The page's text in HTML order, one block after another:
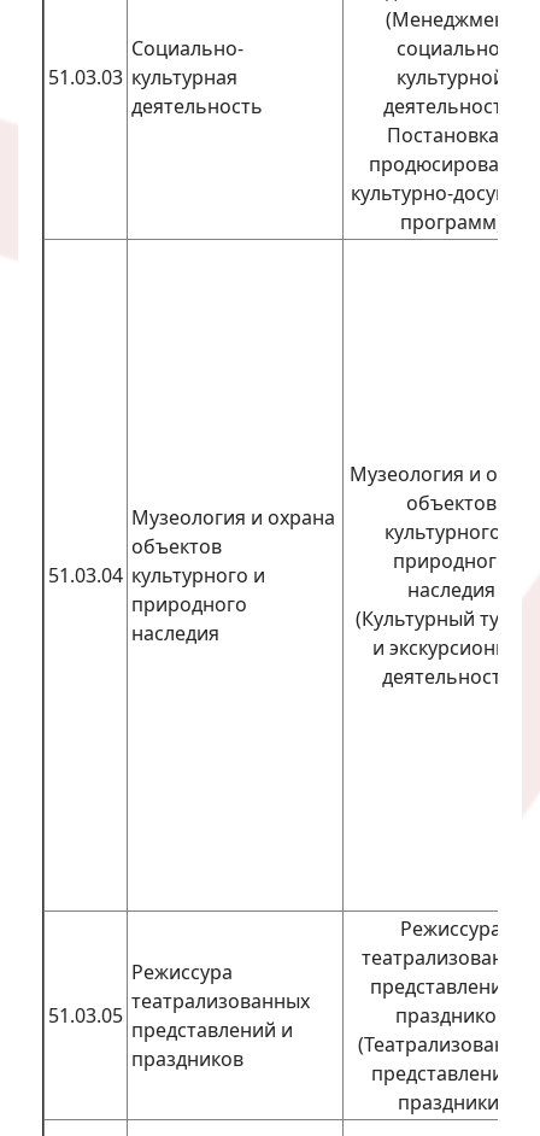
51.03.03
Социально-
культурная
деятельность
(Менеджмент
социально-
культурной
деятельности;
Постановка и
продюсирование
культурно-
программ)
51.03.04
Музеология и охрана
объектов
культурного и
природного
наследия
Музеология и
объектов
культурного и
природного
наследия
(Культурный
и экскурсионная
деятельность)
51.03.05
Режиссура
театрализованных
представлений и
праздников
Режиссура
театрализованных
представлений и
праздников
представления и
праздники)